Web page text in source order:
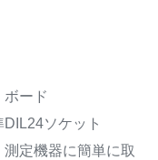
ード
DIL24ソケット
定機器に簡単に取